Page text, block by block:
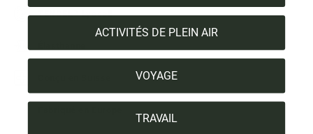
TENCEL™ Lyocell
ACTIVITÉS DE PLEIN AIR
VOYAGE
TRAVAIL